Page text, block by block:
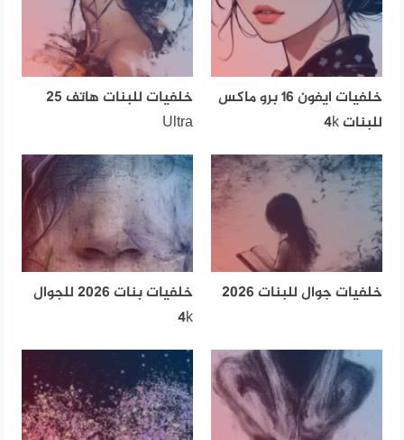
خلفيات ايفون 16 برو ماكس
للبنات 4k
خلفيات للبنات هاتف 25
Ultra
خلفيات جوال للبنات 2026
خلفيات بنات 2026 للجوال
4k